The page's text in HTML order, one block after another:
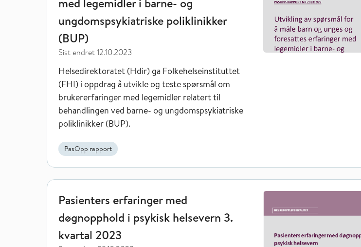
ungdomspsykiatriske poliklinikker
(BUP)
Sist endret12.10.2023
Helsedirektoratet (Hdir) ga Folkehelseinstituttet
(FHI) i oppdrag å utvikle og teste spørsmål om
brukererfaringer med legemidler relatert til
behandlingen ved barne- og ungdomspsykiatriske
poliklinikker (BUP).
PasOpp rapport
Pasienters erfaringer med døgnopphold i psykisk helsevern 3. kvartal 2023
Pasienters erfaringer med
døgnopphold i psykisk helsevern 3.
kvartal 2023